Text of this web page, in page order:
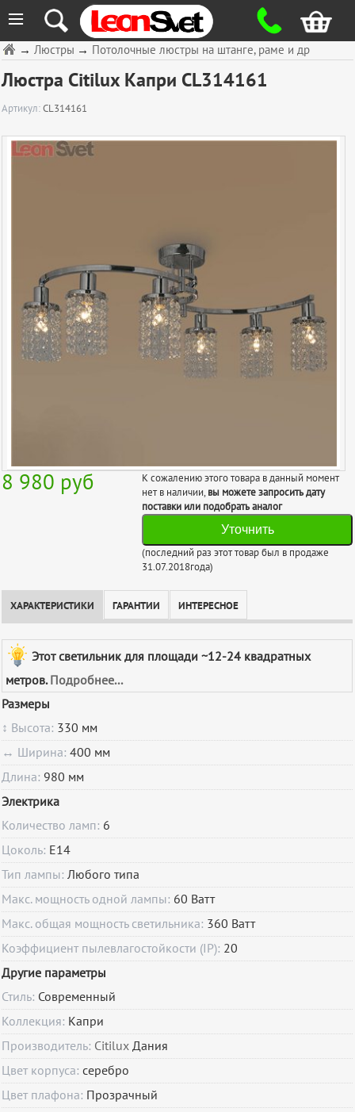
≡
→ Потолочные люстры на штанге, раме и др
→Люстры
Люстра Citilux Капри CL314161
Артикул:CL314161
8 980 руб
К сожалению этого товара в данный момент
нет в наличии,вы можете запросить дату
поставки или подобрать аналог
Уточнить
(последний раз этот товар был в продаже
31.07.2018года)
ХАРАКТЕРИСТИКИ ГАРАНТИИ ИНТЕРЕСНОЕ
Этот светильник для площади ~12-24 квадратных
метров. Подробнее...
Размеры
↕ Высота: 330 мм
↔ Ширина:400 мм
Длина:980 мм
Электрика
Количество ламп: 6
Цоколь: E14
Тип лампы:Любого типа
Макс. мощность одной лампы: 60 Ватт
Макс. общая мощность светильника: 360 Ватт
Коэффициент пылевлагостойкости (IP): 20
Другие параметры
Стиль: Современный
Коллекция: Капри
Производитель: Citilux Дания
Цвет корпуса:серебро
Цвет плафона: Прозрачный